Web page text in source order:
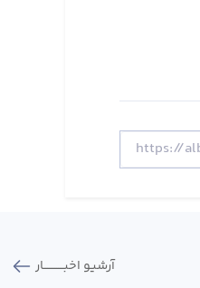
آرشیو اخبـــــــــــار